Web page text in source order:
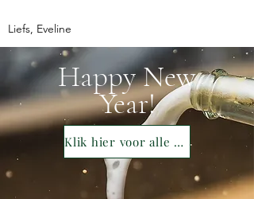
Liefs, Eveline
Happy New
Year!
Klik hier voor alle oud & nieuw tips